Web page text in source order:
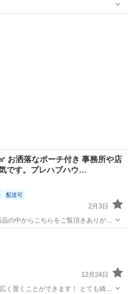
お洒落なポーチ付き 事務所や店
です。プレハブハウ…
配送可
2月3日
の中からこちらをご覧頂きありがと
12月24日
く置くことができます！ とても綺麗